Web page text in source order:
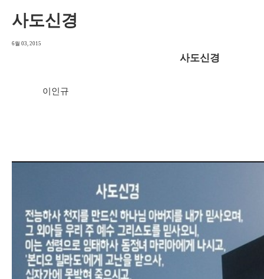
사도신경
6월 03, 2015
사도신경
이인규